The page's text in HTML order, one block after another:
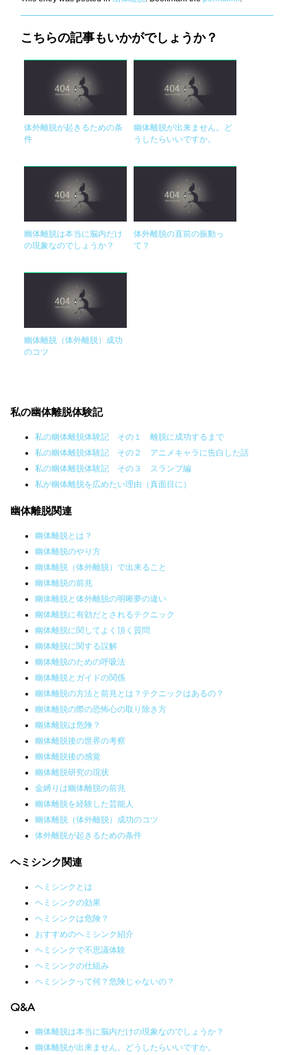
こちらの記事もいかがでしょうか？
体外離脱が起きるための条
件
幽体離脱が出来ません。ど
うしたらいいですか。
幽体離脱は本当に脳内だけ
の現象なのでしょうか？
体外離脱の直前の振動っ
て？
幽体離脱（体外離脱）成功
のコツ
私の幽体離脱体験記
私の幽体離脱体験記 その１ 離脱に成功するまで
私の幽体離脱体験記 その２ アニメキャラに告白した話
私の幽体離脱体験記 その３ スランプ編
私が幽体離脱を広めたい理由（真面目に）
幽体離脱関連
幽体離脱とは？
幽体離脱のやり方
幽体離脱（体外離脱）で出来ること
幽体離脱の前兆
幽体離脱と体外離脱の明晰夢の違い
幽体離脱に有効だとされるテクニック
幽体離脱に関してよく頂く質問
幽体離脱に関する誤解
幽体離脱のための呼吸法
幽体離脱とガイドの関係
幽体離脱の方法と前兆とは？テクニックはあるの？
幽体離脱の際の恐怖心の取り除き方
幽体離脱は危険？
幽体離脱後の世界の考察
幽体離脱後の感覚
幽体離脱研究の現状
金縛りは幽体離脱の前兆
幽体離脱を経験した芸能人
幽体離脱（体外離脱）成功のコツ
体外離脱が起きるための条件
ヘミシンク関連
ヘミシンクとは
ヘミシンクの効果
ヘミシンクは危険？
おすすめのヘミシンク紹介
ヘミシンクで不思議体験
ヘミシンクの仕組み
ヘミシンクって何？危険じゃないの？
Q&A
幽体離脱は本当に脳内だけの現象なのでしょうか？
幽体離脱が出来ません。どうしたらいいですか。